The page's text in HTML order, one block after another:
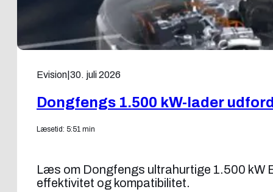
Evision 30. juli 2026
Dongfengs 1.500 kW-lader
Læsetid: 5:51 min
Læs om Dongfengs ultrahurtige 1.500 kW
effektivitet og kompatibilitet.